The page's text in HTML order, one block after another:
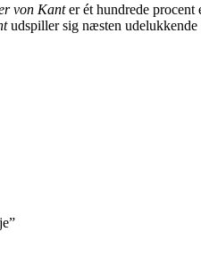
von Kanter ét hundrede
udspiller sig næsten